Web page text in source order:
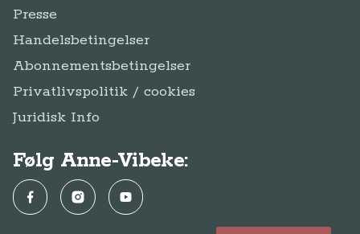
Presse
Handelsbetingelser
Abonnementsbetingelser
Privatlivspolitik / cookies
Juridisk Info
Følg Anne-Vibeke:
FacebookInstagramYouTube